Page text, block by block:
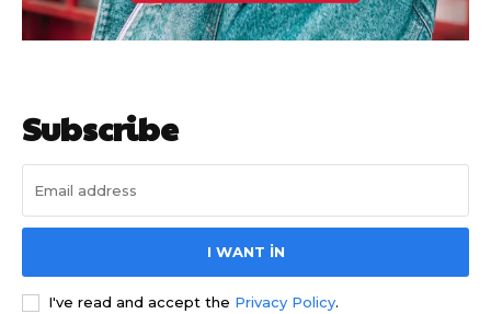
Subscribe
I WANT IN
I've read and accept the Privacy Policy.